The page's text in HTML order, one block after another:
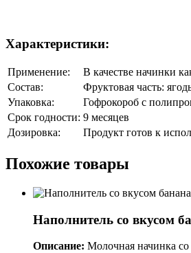
Характеристики:
Применение:
В качестве начинки
Состав:
Фруктовая часть:
Упаковка:
Гофрокороб с
Срок годности: 9 месяцев
Дозировка:
Продукт готов к
Похожие товары
Наполнитель со вкусом
Описание: Молочная начинка со